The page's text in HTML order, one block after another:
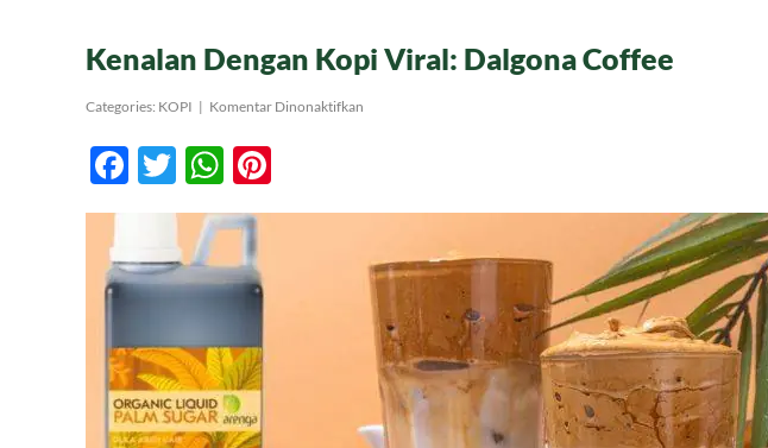
Kenalan Dengan Kopi Viral: Dalgona Coffee
Categories: KOPI | Komentar Dinonaktifkan
Coffee
Facebook
TwitterWhatsApp